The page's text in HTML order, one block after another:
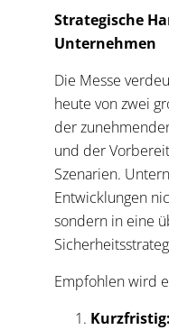
Strategische
Unternehmen
Die Messe
heute von zwei
der
und der
Szenarien.
Entwicklungen
sondern in eine
Empfohlen wird
Kurzfristig: